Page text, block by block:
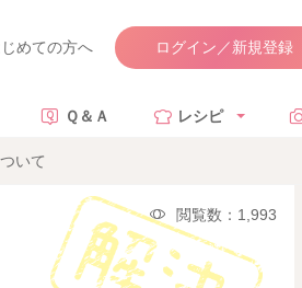
めての方へ ログイン／新規登録
Ｑ＆Ａ レシピ
いて
閲覧数：1,993